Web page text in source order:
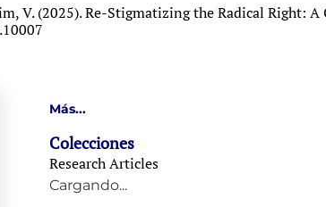
V. (2025). Re-Stigmatizing the Radical Right:
Más...
Colecciones
Research Articles
Cargando...